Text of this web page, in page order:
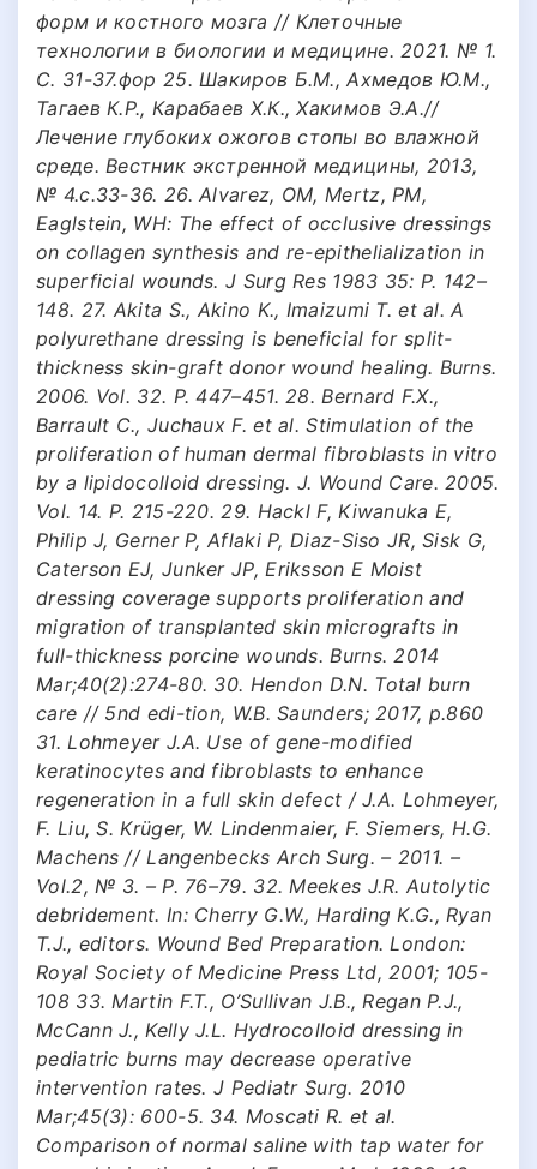
форм и костного мозга // Клеточные
технологии в биологии и медицине. 2021. № 1.
С. 31-37.фор 25. Шакиров Б.М., Ахмедов Ю.М.,
Тагаев К.Р., Карабаев Х.К., Хакимов Э.А.//
Лечение глубоких ожогов стопы во влажной
среде. Вестник экстренной медицины, 2013,
№ 4.с.33-36. 26. Alvarez, OM, Mertz, PM,
Eaglstein, WH: The effect of occlusive dressings
on collagen synthesis and re-epithelialization in
superficial wounds. J Surg Res 1983 35: Р. 142–
148. 27. Akita S., Akino K., Imaizumi T. et al. A
polyurethane dressing is beneficial for split-
thickness skin-graft donor wound healing. Burns.
2006. Vol. 32. P. 447–451. 28. Bernard F.X.,
Barrault C., Juchaux F. et al. Stimulation of the
proliferation of human dermal fibroblasts in vitro
by a lipidocolloid dressing. J. Wound Care. 2005.
Vol. 14. P. 215-220. 29. Hackl F, Kiwanuka E,
Philip J, Gerner P, Aflaki P, Diaz-Siso JR, Sisk G,
Caterson EJ, Junker JP, Eriksson E Moist
dressing coverage supports proliferation and
migration of transplanted skin micrografts in
full-thickness porcine wounds. Burns. 2014
Mar;40(2):274-80. 30. Hendon D.N. Total burn
care // 5nd edi-tion, W.B. Saunders; 2017, p.860
31. Lohmeyer J.A. Use of gene-modified
keratinocytes and fibroblasts to enhance
regeneration in a full skin defect / J.A. Lohmeyer,
F. Liu, S. Krüger, W. Lindenmaier, F. Siemers, H.G.
Machens // Langenbecks Arch Surg. – 2011. –
Vol.2, № 3. – P. 76–79. 32. Meekes J.R. Autolytic
debridement. In: Cherry G.W., Harding K.G., Ryan
T.J., editors. Wound Bed Preparation. London:
Royal Society of Medicine Press Ltd, 2001; 105-
108 33. Martin F.T., O’Sullivan J.B., Regan P.J.,
McCann J., Kelly J.L. Hydrocolloid dressing in
pediatric burns may decrease operative
intervention rates. J Pediatr Surg. 2010
Mar;45(3): 600-5. 34. Moscati R. et al.
Comparison of normal saline with tap water for